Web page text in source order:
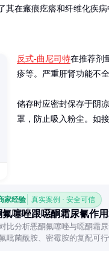
在瘢痕疙瘩和纤维化疾病
反式-曲尼司特在推荐剂
疹等。严重肝肾功能不
储存时应密封保存于阴
罩，防止吸入粉尘。如
家经验 真实案例 · 安全可信
氟噻唑跟噁酮霜尿氰作
比分析恶酮氟噻唑与噁酮霜
吡菌酰胺、密霉胺的复配可